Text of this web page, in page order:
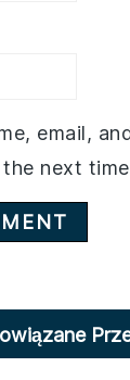
email,
next